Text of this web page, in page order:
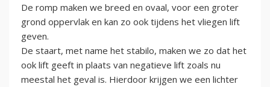
De romp maken we breed en ovaal, voor een groter
grond oppervlak en kan zo ook tijdens het vliegen lift
geven.
De staart, met name het stabilo, maken we zo dat het
ook lift geeft in plaats van negatieve lift zoals nu
meestal het geval is. Hierdoor krijgen we een lichter